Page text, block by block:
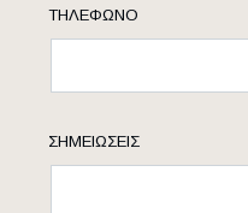
ΤΗΛΈΦΩΝΟ
ΣΗΜΕΙΏΣΕΙΣ